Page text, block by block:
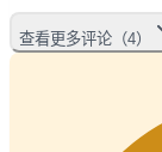
查看更多评论（4）